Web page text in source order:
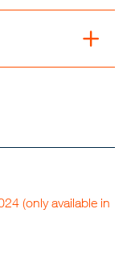
(only available in